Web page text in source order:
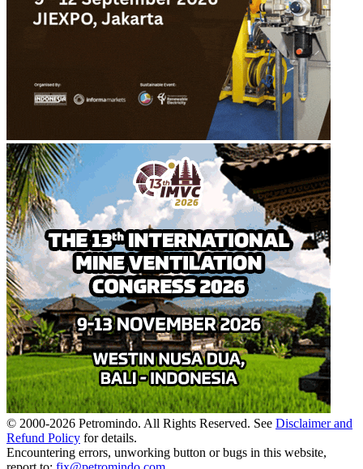
© 2000-2026 Petromindo. All Rights Reserved. See Disclaimer and
Refund Policy for details.
Encountering errors, unworking button or bugs in this website,